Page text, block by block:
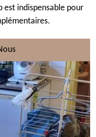
est indispensable pour